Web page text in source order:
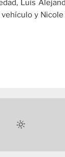
Luis
y